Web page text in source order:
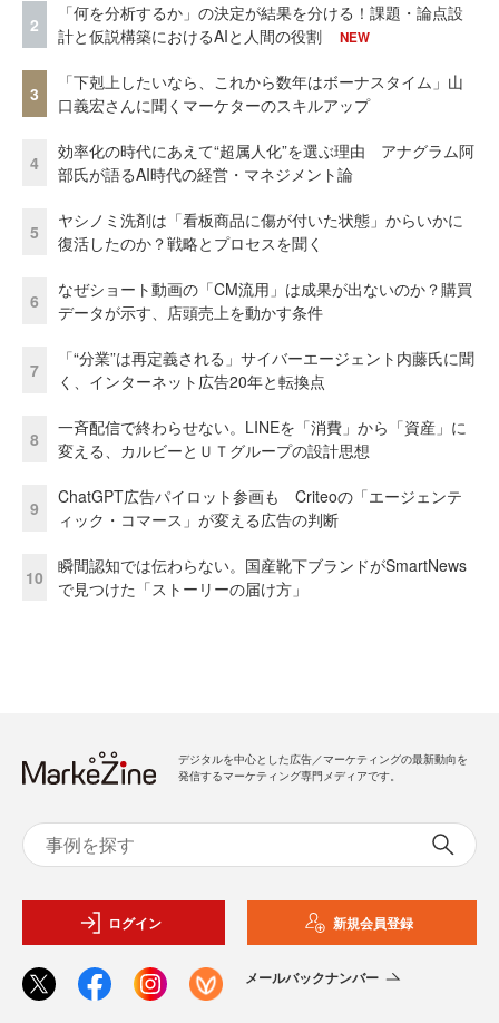
2
「何を分析するか」の決定が結果を分ける！課題・論点設
計と仮説構築におけるAIと人間の役割
NEW
3
「下剋上したいなら、これから数年はボーナスタイム」山
口義宏さんに聞くマーケターのスキルアップ
4
効率化の時代にあえて“超属人化”を選ぶ理由 アナグラム阿
部氏が語るAI時代の経営・マネジメント論
5
ヤシノミ洗剤は「看板商品に傷が付いた状態」からいかに
復活したのか？戦略とプロセスを聞く
6
なぜショート動画の「CM流用」は成果が出ないのか？購買
データが示す、店頭売上を動かす条件
7
「“分業”は再定義される」サイバーエージェント内藤氏に聞
く、インターネット広告20年と転換点
8
一斉配信で終わらせない。LINEを「消費」から「資産」に
変える、カルビーとＵＴグループの設計思想
9
ChatGPT広告パイロット参画も Criteoの「エージェンテ
ィック・コマース」が変える広告の判断
10
瞬間認知では伝わらない。国産靴下ブランドがSmartNews
で見つけた「ストーリーの届け方」
デジタルを中心とした広告／マーケティングの最新動向を
発信するマーケティング専門メディアです。
ログイン 新規会員登録
メールバックナンバー